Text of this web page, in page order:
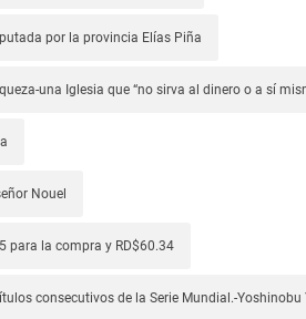
por la provincia Elías Piña
una Iglesia que “no sirva al dinero o a sí
Nouel
para la compra y RD$60.34
consecutivos de la Serie Mundial.-